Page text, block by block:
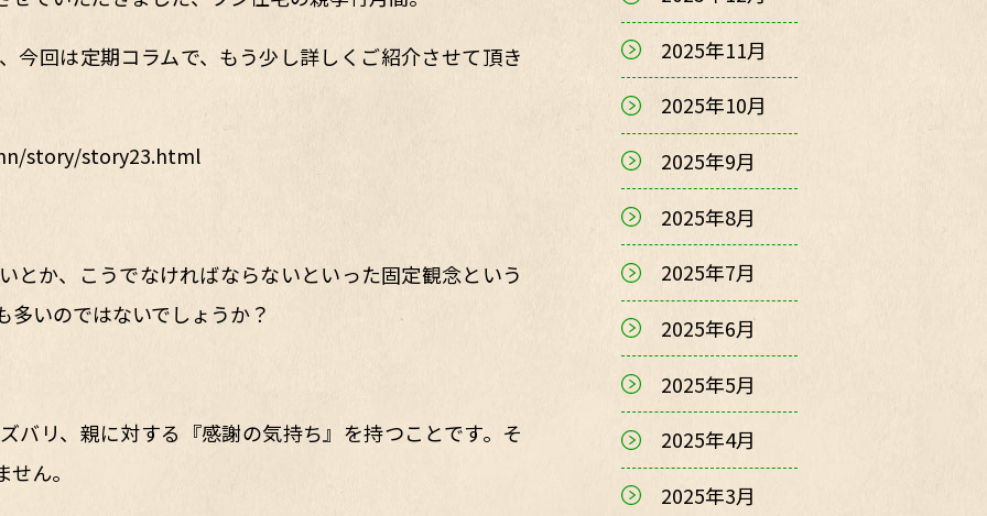
今回は定期コラムで、もう少し詳しくご紹介させて頂き
story/story23.html
とか、こうでなければならないといった固定観念という
いのではないでしょうか？
バリ、親に対する『感謝の気持ち』を持つことです。そ
ん。
2025年11月
2025年10月
2025年9月
2025年8月
2025年7月
2025年6月
2025年5月
2025年4月
2025年3月